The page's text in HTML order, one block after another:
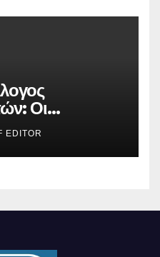
Οι
ΕΟΠΥΥ για
clawback
EDITOR